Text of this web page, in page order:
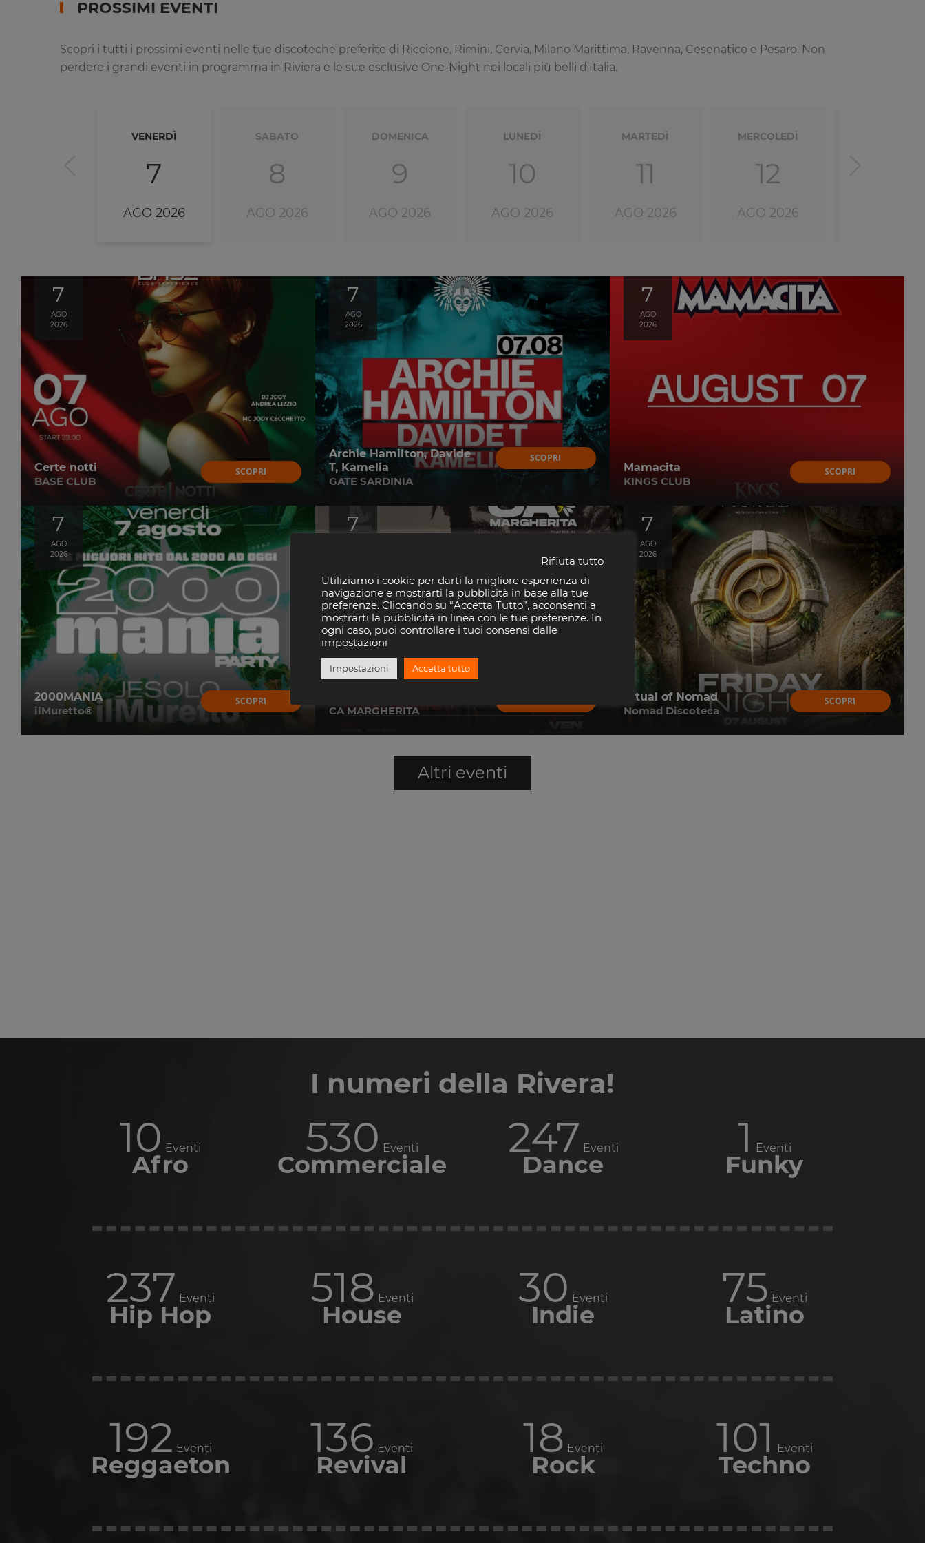
PROSSIMI EVENTI
Scopri i tutti i prossimi eventi nelle tue discoteche preferite di Riccione, Rimini, Cervia, Milano Marittima, Ravenna, Cesenatico e Pesaro. Non
perdere i grandi eventi in programma in Riviera e le sue esclusive One-Night nei locali più belli d’Italia.
VENERDÌ
7
AGO 2026
SABATO
8
AGO 2026
DOMENICA
9
AGO 2026
LUNEDÌ
10
AGO 2026
MARTEDÌ
11
AGO 2026
MERCOLEDÌ
12
AGO 2026
7
AGO
2026
Certe notti
BASE CLUB
SCOPRI
7
AGO
2026
Archie Hamilton, Davide
T, Kamelia
GATE SARDINIA
SCOPRI
7
AGO
2026
Mamacita
KINGS CLUB
SCOPRI
7
AGO
2026
2000MANIA
ilMuretto®
SCOPRI
7
CA MARGHERITA
7
AGO
2026
Ritual of Nomad
Nomad Discoteca
SCOPRI
Altri eventi
I numeri della Rivera!
12 Eventi
Afro
637 Eventi
Commerciale
296 Eventi
Dance
1 Eventi
Funky
284 Eventi
Hip Hop
622 Eventi
House
35 Eventi
Indie
89 Eventi
Latino
230 Eventi
Reggaeton
163 Eventi
Revival
21 Eventi
Rock
121 Eventi
Techno
Rifiuta tutto
Utiliziamo i cookie per darti la migliore esperienza di
navigazione e mostrarti la pubblicità in base alla tue
preferenze. Cliccando su “Accetta Tutto”, acconsenti a
mostrarti la pubblicità in linea con le tue preferenze. In
ogni caso, puoi controllare i tuoi consensi dalle
impostazioni
Impostazioni Accetta tutto